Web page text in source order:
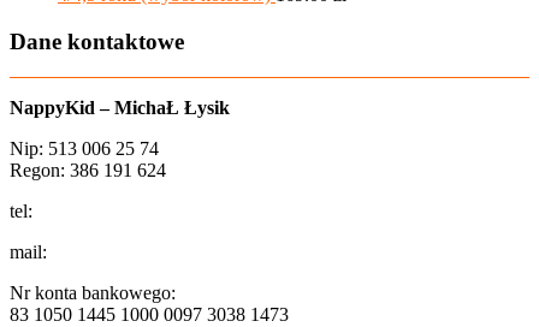
Dane kontaktowe
NappyKid – MichaŁ Łysik
Nip: 513 006 25 74
Regon: 386 191 624
tel:
mail:
Nr konta bankowego:
83 1050 1445 1000 0097 3038 1473